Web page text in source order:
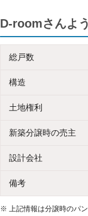
D-roomさんよ
総戸数
構造
土地権利
新築分譲時の売主
設計会社
備考
※
上記情報は分譲時のパ